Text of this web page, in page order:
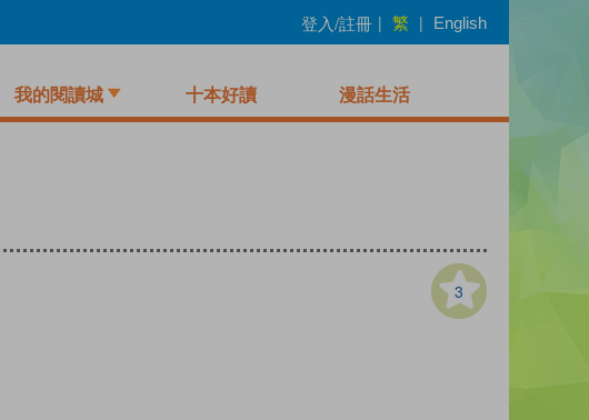
登入/註冊 | 繁 | English
我的閱讀城 十本好讀 漫話生活
3